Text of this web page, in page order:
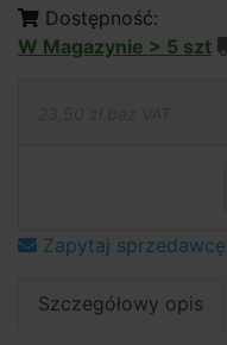
Dostępność:
W Magazynie > 5 szt
Zapytaj sprzedawcę
Szczegółowy opis